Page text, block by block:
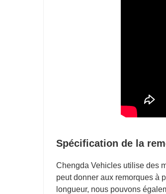
Spécification de la
Chengda Vehicles utilise des
peut donner aux remorques à
longueur, nous pouvons